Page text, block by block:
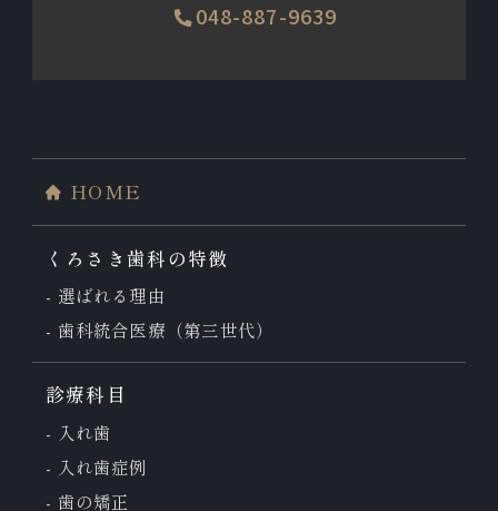
048-887-9639
HOME
くろさき歯科の特徴
選ばれる理由
歯科統合医療（第三世代）
診療科目
入れ歯
入れ歯症例
歯の矯正